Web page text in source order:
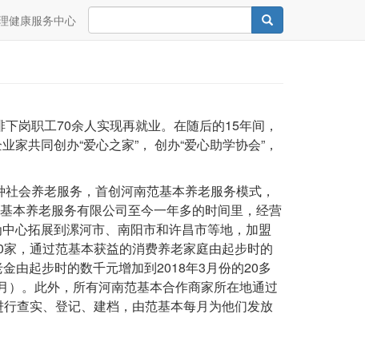
健康服务中心
Search
Search
岗职工70余人实现再就业。在随后的15年间，
共同创办“爱心之家”， 创办“爱心助学协会”，
会养老服务，首创河南范基本养老服务模式，
本养老服务有限公司至今一年多的时间里，经营
心拓展到漯河市、南阳市和许昌市等地，加盟
，通过范基本获益的消费养老家庭由起步时的
由起步时的数千元增加到2018年3月份的20多
。此外，所有河南范基本合作商家所在地通过
查实、登记、建档，由范基本每月为他们发放